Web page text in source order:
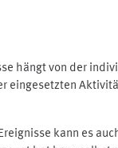
hängt von der
eingesetzten
kann es